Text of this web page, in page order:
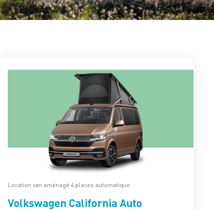
Location van aménagé 4 places automatique
Volkswagen California Auto